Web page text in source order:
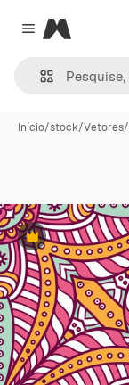
Close menu
Magnific
Início/stock/Vetores/
Premium